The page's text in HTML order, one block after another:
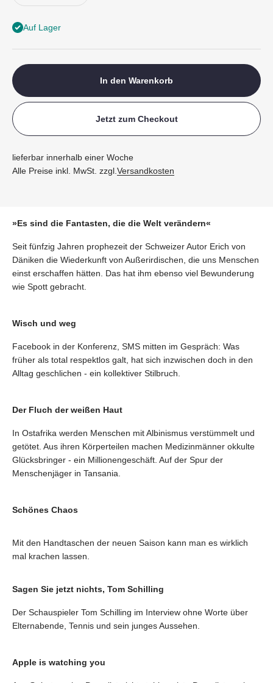
Auf Lager
In den Warenkorb
Jetzt zum Checkout
lieferbar innerhalb einer Woche
Alle Preise inkl. MwSt. zzgl. Versandkosten
»Es sind die Fantasten, die die Welt verändern«
Seit fünfzig Jahren prophezeit der Schweizer Autor Erich von
Däniken die Wiederkunft von Außerirdischen, die uns Menschen
einst erschaffen hätten. Das hat ihm ebenso viel Bewunderung
wie Spott gebracht.
Wisch und weg
Facebook in der Konferenz, SMS mitten im Gespräch: Was
früher als total respektlos galt, hat sich inzwischen doch in den
Alltag geschlichen - ein kollektiver Stilbruch.
Der Fluch der weißen Haut
In Ostafrika werden Menschen mit Albinismus verstümmelt und
getötet. Aus ihren Körperteilen machen Medizinmänner okkulte
Glücksbringer - ein Millionengeschäft. Auf der Spur der
Menschenjäger in Tansania.
Schönes Chaos
Mit den Handtaschen der neuen Saison kann man es wirklich
mal krachen lassen.
Sagen Sie jetzt nichts, Tom Schilling
Der Schauspieler Tom Schilling im Interview ohne Worte über
Elternabende, Tennis und sein junges Aussehen.
Apple is watching you